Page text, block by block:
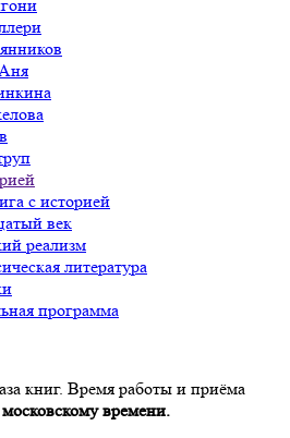
с историей
век
реализм
литература
программа
книг. Время работы и приёма
времени.